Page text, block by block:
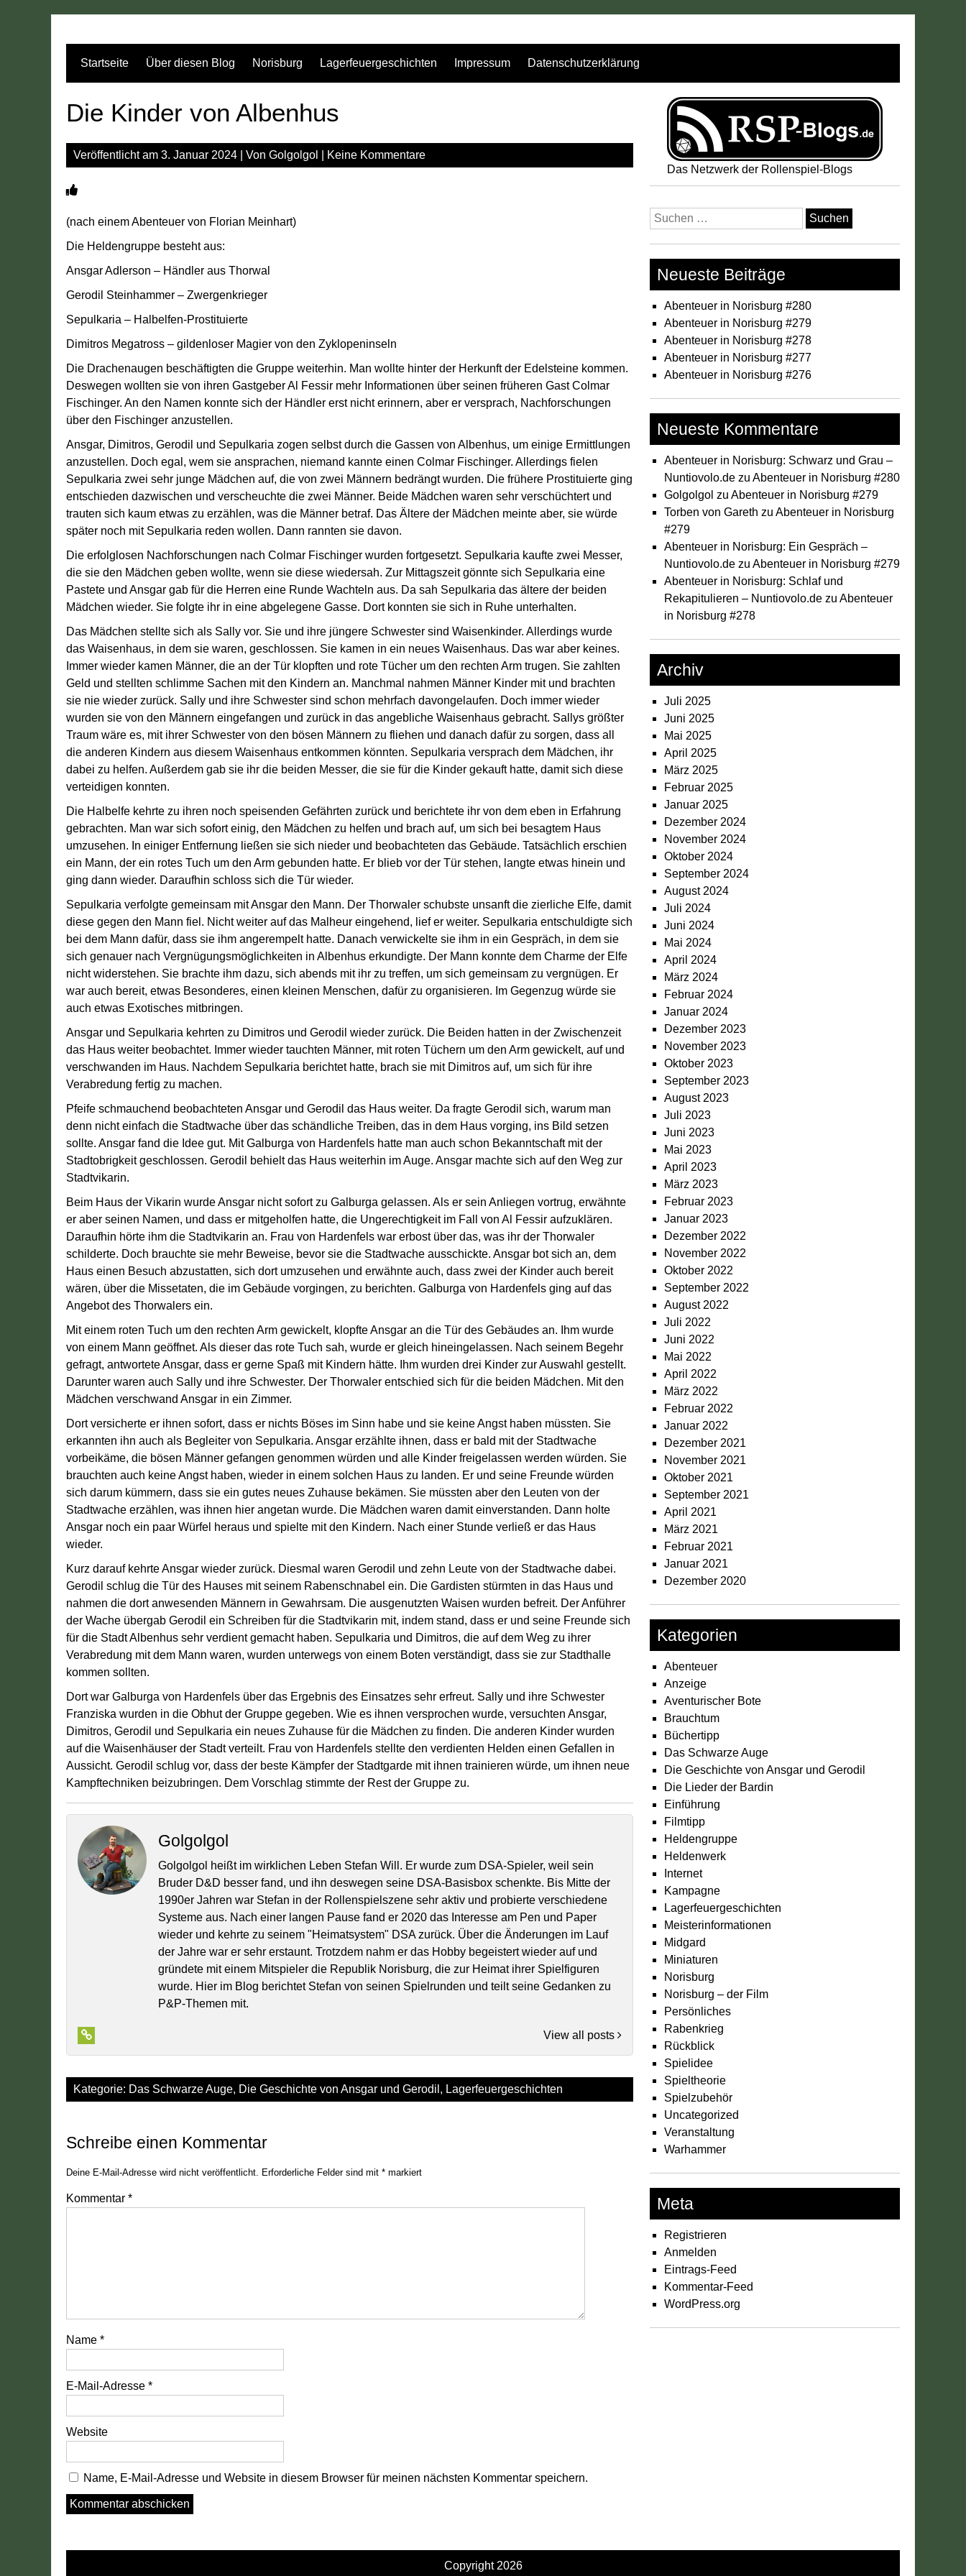
Startseite
Über diesen Blog Norisburg Lagerfeuergeschichten Impressum Datenschutzerklärung
Die Kinder von Albenhus
Veröffentlicht am 3. Januar 2024 | Von Golgolgol Keine Kommentare
(nach einem Abenteuer von Florian Meinhart)
Die Heldengruppe besteht aus:
Ansgar Adlerson – Händler aus Thorwal
Gerodil Steinhammer – Zwergenkrieger
Sepulkaria – Halbelfen-Prostituierte
Dimitros Megatross – gildenloser Magier von den Zyklopeninseln
Die Drachenaugen beschäftigten die Gruppe weiterhin. Man wollte hinter der Herkunft der Edelsteine kommen.
Deswegen wollten sie von ihren Gastgeber Al Fessir mehr Informationen über seinen früheren Gast Colmar
Fischinger. An den Namen konnte sich der Händler erst nicht erinnern, aber er versprach, Nachforschungen
über den Fischinger anzustellen.
Ansgar, Dimitros, Gerodil und Sepulkaria zogen selbst durch die Gassen von Albenhus, um einige Ermittlungen
anzustellen. Doch egal, wem sie ansprachen, niemand kannte einen Colmar Fischinger. Allerdings fielen
Sepulkaria zwei sehr junge Mädchen auf, die von zwei Männern bedrängt wurden. Die frühere Prostituierte ging
entschieden dazwischen und verscheuchte die zwei Männer. Beide Mädchen waren sehr verschüchtert und
trauten sich kaum etwas zu erzählen, was die Männer betraf. Das Ältere der Mädchen meinte aber, sie würde
später noch mit Sepulkaria reden wollen. Dann rannten sie davon.
Die erfolglosen Nachforschungen nach Colmar Fischinger wurden fortgesetzt. Sepulkaria kaufte zwei Messer,
die sie den Mädchen geben wollte, wenn sie diese wiedersah. Zur Mittagszeit gönnte sich Sepulkaria eine
Pastete und Ansgar gab für die Herren eine Runde Wachteln aus. Da sah Sepulkaria das ältere der beiden
Mädchen wieder. Sie folgte ihr in eine abgelegene Gasse. Dort konnten sie sich in Ruhe unterhalten.
Das Mädchen stellte sich als Sally vor. Sie und ihre jüngere Schwester sind Waisenkinder. Allerdings wurde
das Waisenhaus, in dem sie waren, geschlossen. Sie kamen in ein neues Waisenhaus. Das war aber keines.
Immer wieder kamen Männer, die an der Tür klopften und rote Tücher um den rechten Arm trugen. Sie zahlten
Geld und stellten schlimme Sachen mit den Kindern an. Manchmal nahmen Männer Kinder mit und brachten
sie nie wieder zurück. Sally und ihre Schwester sind schon mehrfach davongelaufen. Doch immer wieder
wurden sie von den Männern eingefangen und zurück in das angebliche Waisenhaus gebracht. Sallys größter
Traum wäre es, mit ihrer Schwester von den bösen Männern zu fliehen und danach dafür zu sorgen, dass all
die anderen Kindern aus diesem Waisenhaus entkommen könnten. Sepulkaria versprach dem Mädchen, ihr
dabei zu helfen. Außerdem gab sie ihr die beiden Messer, die sie für die Kinder gekauft hatte, damit sich diese
verteidigen konnten.
Die Halbelfe kehrte zu ihren noch speisenden Gefährten zurück und berichtete ihr von dem eben in Erfahrung
gebrachten. Man war sich sofort einig, den Mädchen zu helfen und brach auf, um sich bei besagtem Haus
umzusehen. In einiger Entfernung ließen sie sich nieder und beobachteten das Gebäude. Tatsächlich erschien
ein Mann, der ein rotes Tuch um den Arm gebunden hatte. Er blieb vor der Tür stehen, langte etwas hinein und
ging dann wieder. Daraufhin schloss sich die Tür wieder.
Sepulkaria verfolgte gemeinsam mit Ansgar den Mann. Der Thorwaler schubste unsanft die zierliche Elfe, damit
diese gegen den Mann fiel. Nicht weiter auf das Malheur eingehend, lief er weiter. Sepulkaria entschuldigte sich
bei dem Mann dafür, dass sie ihm angerempelt hatte. Danach verwickelte sie ihm in ein Gespräch, in dem sie
sich genauer nach Vergnügungsmöglichkeiten in Albenhus erkundigte. Der Mann konnte dem Charme der Elfe
nicht widerstehen. Sie brachte ihm dazu, sich abends mit ihr zu treffen, um sich gemeinsam zu vergnügen. Er
war auch bereit, etwas Besonderes, einen kleinen Menschen, dafür zu organisieren. Im Gegenzug würde sie
auch etwas Exotisches mitbringen.
Ansgar und Sepulkaria kehrten zu Dimitros und Gerodil wieder zurück. Die Beiden hatten in der Zwischenzeit
das Haus weiter beobachtet. Immer wieder tauchten Männer, mit roten Tüchern um den Arm gewickelt, auf und
verschwanden im Haus. Nachdem Sepulkaria berichtet hatte, brach sie mit Dimitros auf, um sich für ihre
Verabredung fertig zu machen.
Pfeife schmauchend beobachteten Ansgar und Gerodil das Haus weiter. Da fragte Gerodil sich, warum man
denn nicht einfach die Stadtwache über das schändliche Treiben, das in dem Haus vorging, ins Bild setzen
sollte. Ansgar fand die Idee gut. Mit Galburga von Hardenfels hatte man auch schon Bekanntschaft mit der
Stadtobrigkeit geschlossen. Gerodil behielt das Haus weiterhin im Auge. Ansgar machte sich auf den Weg zur
Stadtvikarin.
Beim Haus der Vikarin wurde Ansgar nicht sofort zu Galburga gelassen. Als er sein Anliegen vortrug, erwähnte
er aber seinen Namen, und dass er mitgeholfen hatte, die Ungerechtigkeit im Fall von Al Fessir aufzuklären.
Daraufhin hörte ihm die Stadtvikarin an. Frau von Hardenfels war erbost über das, was ihr der Thorwaler
schilderte. Doch brauchte sie mehr Beweise, bevor sie die Stadtwache ausschickte. Ansgar bot sich an, dem
Haus einen Besuch abzustatten, sich dort umzusehen und erwähnte auch, dass zwei der Kinder auch bereit
wären, über die Missetaten, die im Gebäude vorgingen, zu berichten. Galburga von Hardenfels ging auf das
Angebot des Thorwalers ein.
Mit einem roten Tuch um den rechten Arm gewickelt, klopfte Ansgar an die Tür des Gebäudes an. Ihm wurde
von einem Mann geöffnet. Als dieser das rote Tuch sah, wurde er gleich hineingelassen. Nach seinem Begehr
gefragt, antwortete Ansgar, dass er gerne Spaß mit Kindern hätte. Ihm wurden drei Kinder zur Auswahl gestellt.
Darunter waren auch Sally und ihre Schwester. Der Thorwaler entschied sich für die beiden Mädchen. Mit den
Mädchen verschwand Ansgar in ein Zimmer.
Dort versicherte er ihnen sofort, dass er nichts Böses im Sinn habe und sie keine Angst haben müssten. Sie
erkannten ihn auch als Begleiter von Sepulkaria. Ansgar erzählte ihnen, dass er bald mit der Stadtwache
vorbeikäme, die bösen Männer gefangen genommen würden und alle Kinder freigelassen werden würden. Sie
brauchten auch keine Angst haben, wieder in einem solchen Haus zu landen. Er und seine Freunde würden
sich darum kümmern, dass sie ein gutes neues Zuhause bekämen. Sie müssten aber den Leuten von der
Stadtwache erzählen, was ihnen hier angetan wurde. Die Mädchen waren damit einverstanden. Dann holte
Ansgar noch ein paar Würfel heraus und spielte mit den Kindern. Nach einer Stunde verließ er das Haus
wieder.
Kurz darauf kehrte Ansgar wieder zurück. Diesmal waren Gerodil und zehn Leute von der Stadtwache dabei.
Gerodil schlug die Tür des Hauses mit seinem Rabenschnabel ein. Die Gardisten stürmten in das Haus und
nahmen die dort anwesenden Männern in Gewahrsam. Die ausgenutzten Waisen wurden befreit. Der Anführer
der Wache übergab Gerodil ein Schreiben für die Stadtvikarin mit, indem stand, dass er und seine Freunde sich
für die Stadt Albenhus sehr verdient gemacht haben. Sepulkaria und Dimitros, die auf dem Weg zu ihrer
Verabredung mit dem Mann waren, wurden unterwegs von einem Boten verständigt, dass sie zur Stadthalle
kommen sollten.
Dort war Galburga von Hardenfels über das Ergebnis des Einsatzes sehr erfreut. Sally und ihre Schwester
Franziska wurden in die Obhut der Gruppe gegeben. Wie es ihnen versprochen wurde, versuchten Ansgar,
Dimitros, Gerodil und Sepulkaria ein neues Zuhause für die Mädchen zu finden. Die anderen Kinder wurden
auf die Waisenhäuser der Stadt verteilt. Frau von Hardenfels stellte den verdienten Helden einen Gefallen in
Aussicht. Gerodil schlug vor, dass der beste Kämpfer der Stadtgarde mit ihnen trainieren würde, um ihnen neue
Kampftechniken beizubringen. Dem Vorschlag stimmte der Rest der Gruppe zu.
Golgolgol
Golgolgol heißt im wirklichen Leben Stefan Will. Er wurde zum DSA-Spieler, weil sein
Bruder D&D besser fand, und ihn deswegen seine DSA-Basisbox schenkte. Bis Mitte der
1990er Jahren war Stefan in der Rollenspielszene sehr aktiv und probierte verschiedene
Systeme aus. Nach einer langen Pause fand er 2020 das Interesse am Pen und Paper
wieder und kehrte zu seinem "Heimatsystem" DSA zurück. Über die Änderungen im Lauf
der Jahre war er sehr erstaunt. Trotzdem nahm er das Hobby begeistert wieder auf und
gründete mit einem Mitspieler die Republik Norisburg, die zur Heimat ihrer Spielfiguren
wurde. Hier im Blog berichtet Stefan von seinen Spielrunden und teilt seine Gedanken zu
P&P-Themen mit.
View all posts
Kategorie: Das Schwarze Auge, Die Geschichte von Ansgar und Gerodil , Lagerfeuergeschichten
Schreibe einen Kommentar
Deine E-Mail-Adresse wird nicht veröffentlicht. Erforderliche Felder sind mit * markiert
Kommentar *
Name *
E-Mail-Adresse *
Website
Name, E-Mail-Adresse und Website in diesem Browser für meinen nächsten Kommentar speichern.
Das Netzwerk der Rollenspiel-Blogs
Suchen
nach:
Neueste Beiträge
Abenteuer in Norisburg #280
Abenteuer in Norisburg #279
Abenteuer in Norisburg #278
Abenteuer in Norisburg #277
Abenteuer in Norisburg #276
Neueste Kommentare
Abenteuer in Norisburg: Schwarz und Grau –
Nuntiovolo.de zu Abenteuer in Norisburg #280
Golgolgol zu Abenteuer in Norisburg #279
Torben von Gareth zu Abenteuer in Norisburg
#279
Abenteuer in Norisburg: Ein Gespräch –
Nuntiovolo.de zu Abenteuer in Norisburg #279
Abenteuer in Norisburg: Schlaf und
Rekapitulieren – Nuntiovolo.de zu Abenteuer
in Norisburg #278
Archiv
Juli 2025
Juni 2025
Mai 2025
April 2025
März 2025
Februar 2025
Januar 2025
Dezember 2024
November 2024
Oktober 2024
September 2024
August 2024
Juli 2024
Juni 2024
Mai 2024
April 2024
März 2024
Februar 2024
Januar 2024
Dezember 2023
November 2023
Oktober 2023
September 2023
August 2023
Juli 2023
Juni 2023
Mai 2023
April 2023
März 2023
Februar 2023
Januar 2023
Dezember 2022
November 2022
Oktober 2022
September 2022
August 2022
Juli 2022
Juni 2022
Mai 2022
April 2022
März 2022
Februar 2022
Januar 2022
Dezember 2021
November 2021
Oktober 2021
September 2021
April 2021
März 2021
Februar 2021
Januar 2021
Dezember 2020
Kategorien
Abenteuer
Anzeige
Aventurischer Bote
Brauchtum
Büchertipp
Das Schwarze Auge
Die Geschichte von Ansgar und Gerodil
Die Lieder der Bardin
Einführung
Filmtipp
Heldengruppe
Heldenwerk
Internet
Kampagne
Lagerfeuergeschichten
Meisterinformationen
Midgard
Miniaturen
Norisburg
Norisburg – der Film
Persönliches
Rabenkrieg
Rückblick
Spielidee
Spieltheorie
Spielzubehör
Uncategorized
Veranstaltung
Warhammer
Meta
Registrieren
Anmelden
Eintrags-Feed
Kommentar-Feed
WordPress.org
Copyright 2026